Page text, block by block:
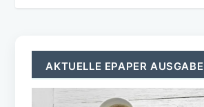
AKTUELLE EPAPER AUSGABE